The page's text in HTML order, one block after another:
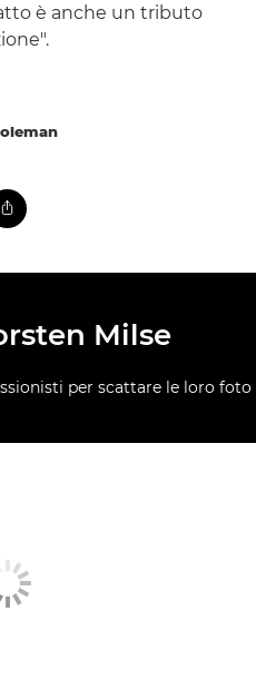
è anche un tributo
Milse
per scattare le loro foto